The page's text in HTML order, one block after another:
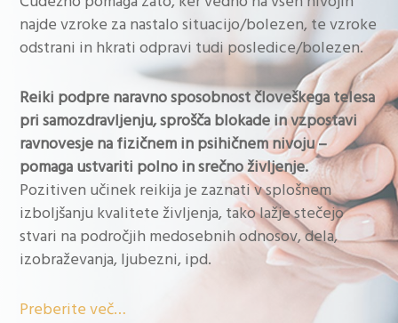
najde vzroke za nastalo situacijo/bolezen, te vzroke
odstrani in hkrati odpravi tudi posledice/bolezen.
Reiki podpre naravno sposobnost človeškega telesa
pri samozdravljenju, sprošča blokade in vzpostavi
ravnovesje na fizičnem in psihičnem nivoju –
pomaga ustvariti polno in srečno življenje.
Pozitiven učinek reikija je zaznati v splošnem
izboljšanju kvalitete življenja, tako lažje stečejo
stvari na področjih medosebnih odnosov, dela,
izobraževanja, ljubezni, ipd.
Preberite več…